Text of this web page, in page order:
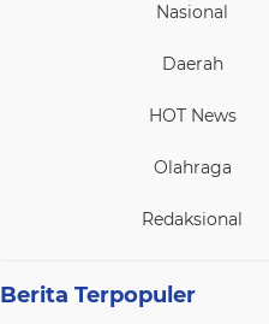
Nasional
Daerah
HOT News
Olahraga
Redaksional
Berita Terpopuler